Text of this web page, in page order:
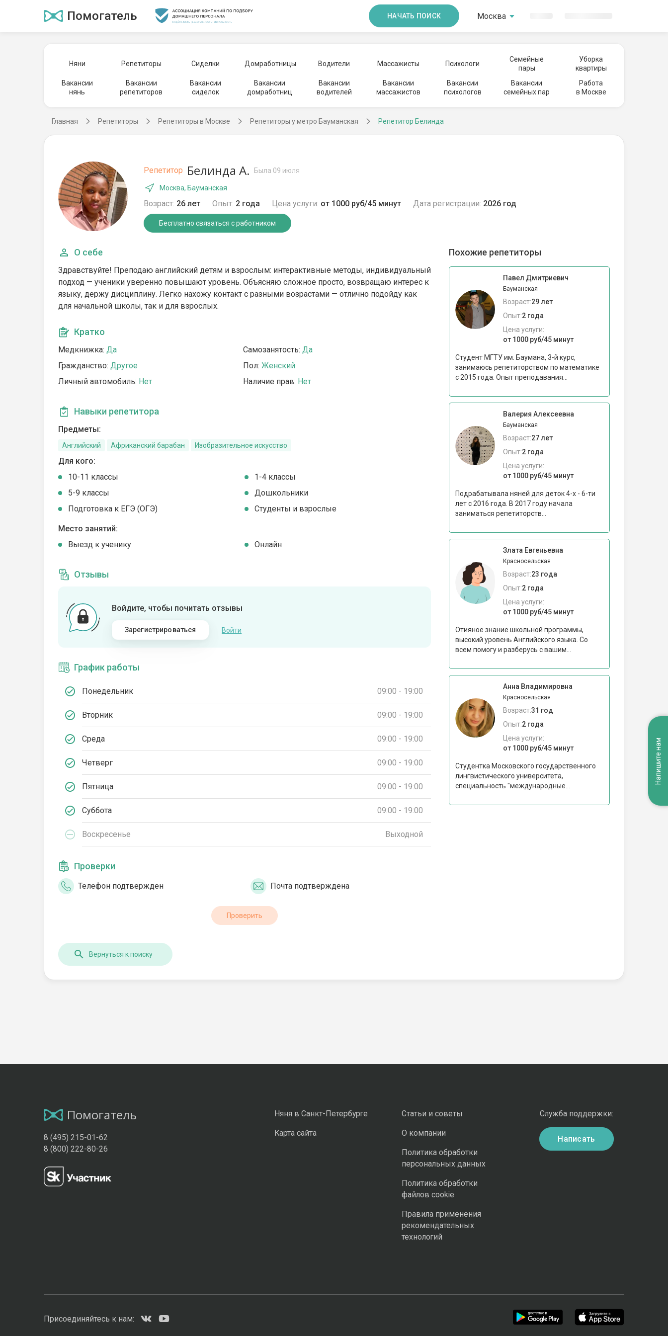
Помогатель НАЧАТЬ ПОИСК Москва
Няни Репетиторы Сиделки Домработницы Водители Массажисты Психологи
Семейные
пары
Уборка
квартиры
Вакансии
нянь
Вакансии
репетиторов
Вакансии
сиделок
Вакансии
домработниц
Вакансии
водителей
Вакансии
массажистов
Вакансии
психологов
Вакансии
семейных пар
Работа
в Москве
Главная Репетиторы Репетиторы в Москве Репетиторы у метро Бауманская Репетитор Белинда
Репетитор Белинда А. Была 09 июля
Москва, Бауманская
Возраст: 26 лет Опыт: 2 года Цена услуги: от 1000 руб/45 минут Дата регистрации: 2026 год
Бесплатно связаться с работником
О себе
Здравствуйте! Преподаю английский детям и взрослым: интерактивные методы, индивидуальный
подход — ученики уверенно повышают уровень. Объясняю сложное просто, возвращаю интерес к
языку, держу дисциплину. Легко нахожу контакт с разными возрастами — отлично подойду как
для начальной школы, так и для взрослых.
Кратко
Медкнижка: Да Самозанятость: Да
Гражданство: Другое Пол: Женский
Личный автомобиль: Нет Наличие прав: Нет
Навыки репетитора
Предметы:
Английский Африканский барабан Изобразительное искусство
Для кого:
10-11 классы
1-4 классы
5-9 классы
Дошкольники
Подготовка к ЕГЭ (ОГЭ)
Студенты и взрослые
Место занятий:
Выезд к ученику
Онлайн
Отзывы
Войдите, чтобы почитать отзывы
Зарегистрироваться Войти
График работы
Понедельник 09:00 - 19:00
Вторник 09:00 - 19:00
Среда 09:00 - 19:00
Четверг 09:00 - 19:00
Пятница 09:00 - 19:00
Суббота 09:00 - 19:00
Воскресенье Выходной
Проверки
Телефон подтвержден Почта подтверждена
Проверить
Похожие репетиторы
Павел Дмитриевич
Бауманская
Возраст:29 лет
Опыт:2 года
Цена услуги:
от 1000 руб/45 минут
Студент МГТУ им. Баумана, 3-й курс,
занимаюсь репетиторством по математике
с 2015 года. Опыт преподавания...
Валерия Алексеевна
Бауманская
Возраст:27 лет
Опыт:2 года
Цена услуги:
от 1000 руб/45 минут
Подрабатывала няней для деток 4-х - 6-ти
лет с 2016 года. В 2017 году начала
заниматься репетиторств...
Злата Евгеньевна
Красносельская
Возраст:23 года
Опыт:2 года
Цена услуги:
от 1000 руб/45 минут
Отияное знание школьной программы,
высокий уровень Английского языка. Со
всем помогу и разберусь с вашим...
Анна Владимировна
Красносельская
Возраст:31 год
Опыт:2 года
Цена услуги:
от 1000 руб/45 минут
Студентка Московского государственного
лингвистического университета,
специальность "международные...
Вернуться к поиску
Помогатель
8 (495) 215-01-62
8 (800) 222-80-26
Няня в Санкт-Петербурге
Карта сайта
Статьи и советы
О компании
Политика обработки
персональных данных
Политика обработки
файлов cookie
Правила применения
рекомендательных
технологий
Служба поддержки:
Написать
Присоединяйтесь к нам:
Напишите нам